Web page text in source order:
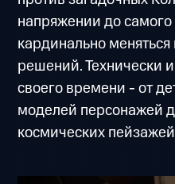
напряжении до
кардинально
решений. Технически
своего времени - от
моделей персонажей
космических